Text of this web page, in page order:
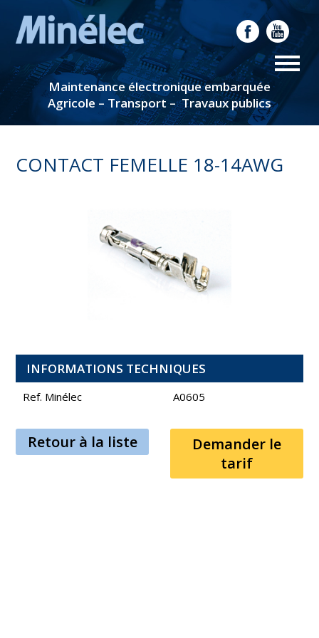
Maintenance électronique embarquée
Agricole – Transport – Travaux publics
CONTACT FEMELLE 18-14AWG
INFORMATIONS TECHNIQUES
Ref. Minélec A0605
Retour à la liste
Demander le
tarif